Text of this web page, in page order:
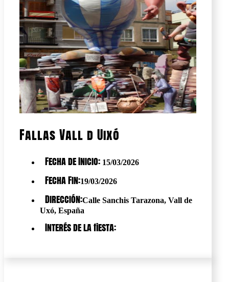
Fallas Vall d Uixó
Fecha de Inicio: 15/03/2026
Fecha Fin:19/03/2026
Dirección:Calle Sanchis Tarazona, Vall de
Uxó, España
Interés de la fiesta: